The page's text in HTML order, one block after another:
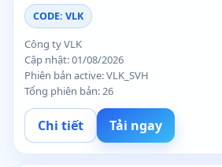
CODE: VLK
Công ty VLK
Cập nhật: 01/08/2026
Phiên bản active: VLK_SVH
Tổng phiên bản: 26
Chi tiết Tải ngay